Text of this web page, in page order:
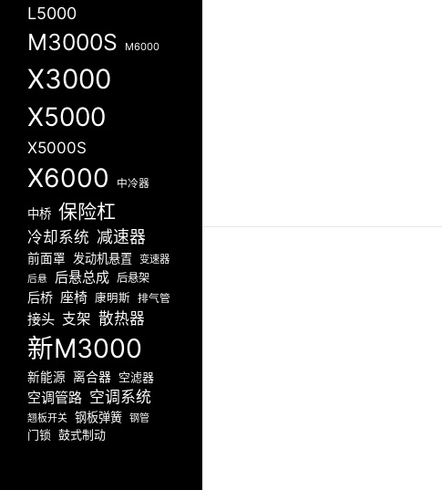
L5000
M3000S M6000
X3000
X5000
X5000S
X6000 中冷器
中桥 保险杠
冷却系统 减速器
前面罩 发动机悬置 变速器
后悬 后悬总成 后悬架
后桥 座椅 康明斯 排气管
接头 支架 散热器
新M3000
新能源 离合器 空滤器
空调管路 空调系统
翘板开关 钢板弹簧 钢管
门锁 鼓式制动